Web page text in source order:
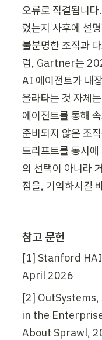
오류로 직결됩니
렸는지 사후에 설
불분명한 조직과
럼, Gartner는
AI 에이전트가 내
올라타는 것 자체
에이전트를 통해
준비되지 않은 조
드리프트를 동시
의 선택이 아니라
점을, 기억하시길
참고 문헌
[1] Stanford
April 2026
[2]
in the
About Sprawl,